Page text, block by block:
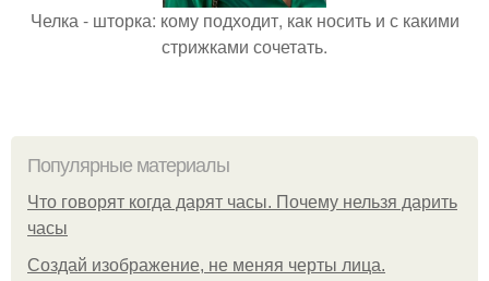
Челка - шторка: кому подходит, как носить и с какими
стрижками сочетать.
Популярные материалы
Что говорят когда дарят часы. Почему нельзя дарить
часы
Создай изображение, не меняя черты лица.